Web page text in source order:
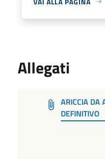
Allegati
ARICCIA DA
DEFINITIVO